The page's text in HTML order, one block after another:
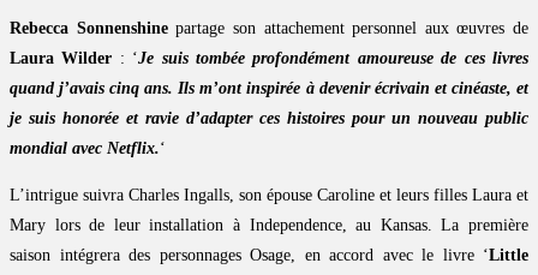
Rebecca Sonnenshinepartage son attachement personnel aux œuvres de
Laura Wilder : ‘Je suis tombée profondément amoureuse de ces livres
quand j’avais cinq ans. Ils m’ont inspirée à devenir écrivain et cinéaste, et
je suis honorée et ravie d’adapter ces histoires pour un nouveau public
mondial avec Netflix.‘
L’intrigue suivra Charles Ingalls, son épouse Caroline et leurs filles Laura et
Mary lors de leur installation à Independence, au Kansas. La première
saison intégrera des personnages Osage, en accord avec le livre ‘Little